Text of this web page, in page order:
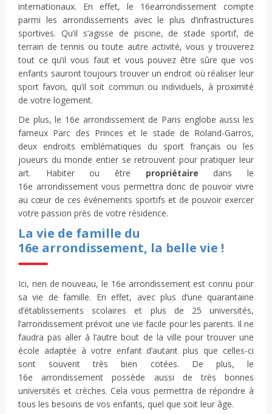
internationaux. En effet, le 16earrondissement compte
parmi les arrondissements avec le plus d’infrastructures
sportives. Qu’il s’agisse de piscine, de stade sportif, de
terrain de tennis ou toute autre activité, vous y trouverez
tout ce qu’il vous faut et vous pouvez être sûre que vos
enfants sauront toujours trouver un endroit où réaliser leur
sport favori, qu’il soit commun ou individuels, à proximité
de votre logement.
De plus, le 16e arrondissement de Paris englobe aussi les
fameux Parc des Princes et le stade de Roland-Garros,
deux endroits emblématiques du sport français ou les
joueurs du monde entier se retrouvent pour pratiquer leur
art. Habiter ou être propriétaire dans le
16e arrondissement vous permettra donc de pouvoir vivre
au cœur de ces événements sportifs et de pouvoir exercer
votre passion près de votre résidence.
La vie de famille du
16e arrondissement, la belle vie !
Ici, rien de nouveau, le 16e arrondissement est connu pour
sa vie de famille. En effet, avec plus d’une quarantaine
d’établissements scolaires et plus de 25 universités,
l’arrondissement prévoit une vie facile pour les parents. Il ne
faudra pas aller à l’autre bout de la ville pour trouver une
école adaptée à votre enfant d’autant plus que celles-ci
sont souvent très bien cotées. De plus, le
16e arrondissement possède aussi de très bonnes
universités et crèches. Cela vous permettra de répondre à
tous les besoins de vos enfants, quel que soit leur âge.